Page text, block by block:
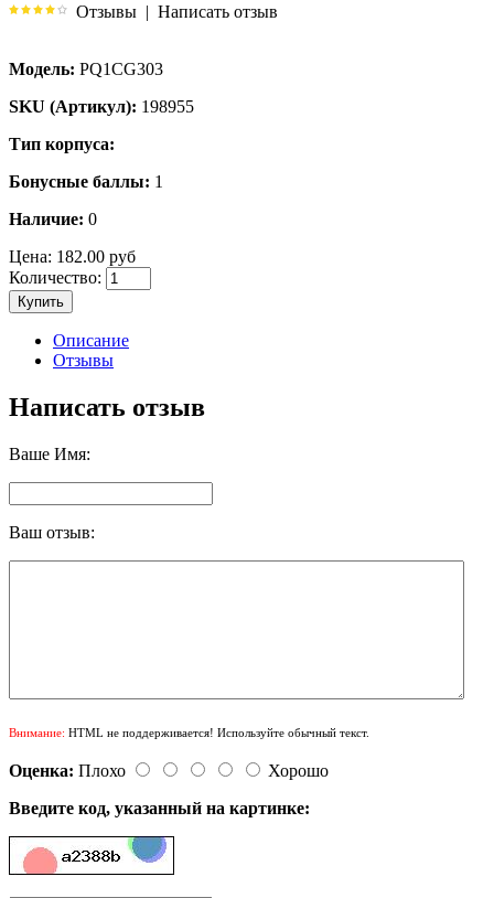
Отзывы | Написать отзыв
Модель: PQ1CG303
SKU (Артикул): 198955
Тип корпуса:
Бонусные баллы: 1
Наличие: 0
Цена: 182.00 руб
Количество:
Купить
Описание
Отзывы
Написать отзыв
Ваше Имя:
Ваш отзыв:
Внимание: HTML не поддерживается! Используйте обычный текст.
Оценка: Плохо
Хорошо
Введите код, указанный на картинке: